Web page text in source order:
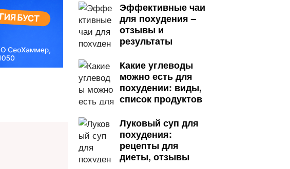
Эффективные чаи
для похудения –
отзывы и
результаты
Какие углеводы
можно есть для
похудении: виды,
список продуктов
Луковый суп для
похудения:
рецепты для
диеты, отзывы